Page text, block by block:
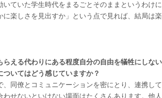
いていた学生時代をまるごとそのままというわけ
に楽しさを見出すか」という点で見れば、結局は
える代わりにある程度自分の自由を犠牲にしな
いてはどう感じていますか？
同僚とコミュニケーションを密にとり、連携し
せないといけない場面はたくさんあります。他